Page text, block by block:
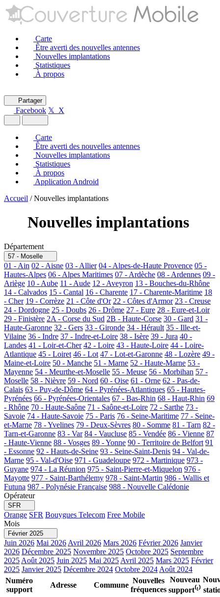
Carte
Être averti des nouvelles antennes
Nouvelles implantations
Statistiques
À propos
Partager
Facebook 𝕏 X
Carte
Être averti des nouvelles antennes
Nouvelles implantations
Statistiques
À propos
Application Android
Accueil / Nouvelles implantations
Nouvelles implantations
Département
57 - Moselle
01 - Ain 02 - Aisne 03 - Allier 04 - Alpes-de-Haute Provence 05 -
Hautes-Alpes 06 - Alpes Maritimes 07 - Ardèche 08 - Ardennes 09 -
Ariège 10 - Aube 11 - Aude 12 - Aveyron 13 - Bouches-du-Rhône
14 - Calvados 15 - Cantal 16 - Charente 17 - Charente-Maritime 18
- Cher 19 - Corrèze 21 - Côte d'Or 22 - Côtes d'Armor 23 - Creuse
24 - Dordogne 25 - Doubs 26 - Drôme 27 - Eure 28 - Eure-et-Loir
29 - Finistère 2A - Corse du Sud 2B - Haute-Corse 30 - Gard 31 -
Haute-Garonne 32 - Gers 33 - Gironde 34 - Hérault 35 - Ille-et-
Vilaine 36 - Indre 37 - Indre-et-Loire 38 - Isère 39 - Jura 40 -
Landes 41 - Loir-et-Cher 42 - Loire 43 - Haute-Loire 44 - Loire-
Atlantique 45 - Loiret 46 - Lot 47 - Lot-et-Garonne 48 - Lozère 49 -
Maine-et-Loire 50 - Manche 51 - Marne 52 - Haute-Marne 53 -
Mayenne 54 - Meurthe-et-Moselle 55 - Meuse 56 - Morbihan 57 -
Moselle 58 - Nièvre 59 - Nord 60 - Oise 61 - Orne 62 - Pas-de-
Calais 63 - Puy-de-Dôme 64 - Pyrénées-Atlantiques 65 - Hautes-
Pyrénées 66 - Pyrénées-Orientales 67 - Bas-Rhin 68 - Haut-Rhin 69
- Rhône 70 - Haute-Saône 71 - Saône-et-Loire 72 - Sarthe 73 -
Savoie 74 - Haute-Savoie 75 - Paris 76 - Seine-Maritime 77 - Seine-
et-Marne 78 - Yvelines 79 - Deux-Sèvres 80 - Somme 81 - Tarn 82 -
Tarn-et-Garonne 83 - Var 84 - Vaucluse 85 - Vendée 86 - Vienne 87
- Haute-Vienne 88 - Vosges 89 - Yonne 90 - Territoire de Belfort 91
- Essonne 92 - Hauts-de-Seine 93 - Seine-Saint-Denis 94 - Val-de-
Marne 95 - Val-d'Oise 971 - Guadeloupe 972 - Martinique 973 -
Guyane 974 - La Réunion 975 - Saint-Pierre-et-Miquelon 976 -
Mayotte 977 - Saint-Barthélemy 978 - Saint-Martin 986 - Wallis et
Futuna 987 - Polynésie Française 988 - Nouvelle Calédonie
Opérateur
SFR
Orange SFR Bouygues Telecom Free Mobile
Mois
Février 2025
Juin 2026 Mai 2026 Avril 2026 Mars 2026 Février 2026 Janvier
2026 Décembre 2025 Novembre 2025 Octobre 2025 Septembre
2025 Août 2025 Juin 2025 Mai 2025 Avril 2025 Mars 2025 Février
2025 Janvier 2025 Décembre 2024 Octobre 2024 Août 2024
Numéro
support
Adresse Commune
Nouvelles
fréquences
Nouveau
support⁽¹⁾